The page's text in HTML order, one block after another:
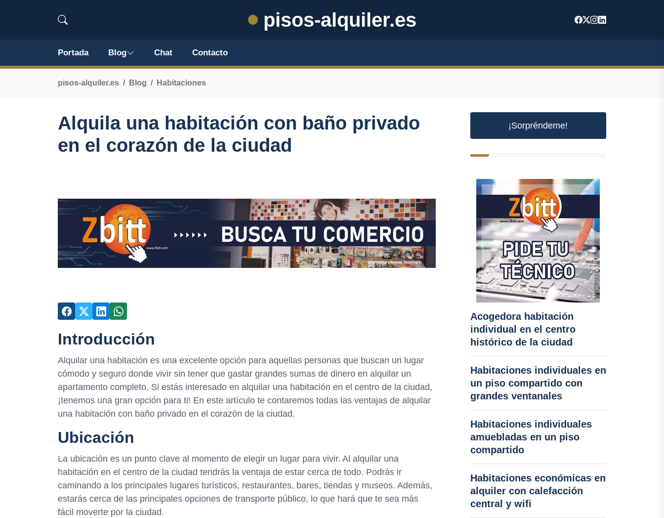
pisos-alquiler.es
Portada Blog Chat Contacto
pisos-alquiler.es Blog Habitaciones
Alquila una habitación con baño privado
en el corazón de la ciudad
Introducción
Alquilar una habitación es una excelente opción para aquellas personas que buscan un lugar
cómodo y seguro donde vivir sin tener que gastar grandes sumas de dinero en alquilar un
apartamento completo. Si estás interesado en alquilar una habitación en el centro de la ciudad,
¡tenemos una gran opción para ti! En este artículo te contaremos todas las ventajas de alquilar
una habitación con baño privado en el corazón de la ciudad.
Ubicación
La ubicación es un punto clave al momento de elegir un lugar para vivir. Al alquilar una
habitación en el centro de la ciudad tendrás la ventaja de estar cerca de todo. Podrás ir
caminando a los principales lugares turísticos, restaurantes, bares, tiendas y museos. Además,
estarás cerca de las principales opciones de transporte público, lo que hará que te sea más
fácil moverte por la ciudad.
¡Sorpréndeme!
Acogedora habitación
individual en el centro
histórico de la ciudad
Habitaciones individuales en
un piso compartido con
grandes ventanales
Habitaciones individuales
amuebladas en un piso
compartido
Habitaciones económicas en
alquiler con calefacción
central y wifi